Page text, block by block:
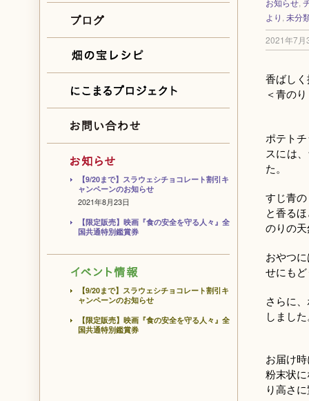
お知らせ,
より 未分
2021年7月
香ばし
＜青の
ポテト
スには
た。
すじ青
と香る
のりの
おやつ
せにも
さらに
しまし
お届け
粉末状
り高さ
【9/20まで】スラウェシチョコレート割引キ
ャンペーンのお知らせ
2021年8月23日
【限定販売】映画『食の安全を守る人々』全
国共通特別鑑賞券
【9/20まで】スラウェシチョコレート割引キ
ャンペーンのお知らせ
【限定販売】映画『食の安全を守る人々』全
国共通特別鑑賞券